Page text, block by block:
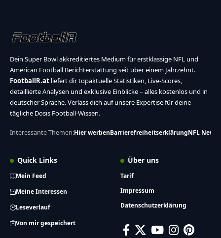
Dein Super Bowl akkreditiertes Medium für erstklassige NFL und
American Football Berichterstattung seit über einem Jahrzehnt.
FootballR.at liefert dir topaktuelle Statistiken, Live-Scores,
detaillierte Analysen und exklusive Einblicke – alles kostenlos und in
deutscher Sprache. Verlass dich auf unsere Expertise für deine
tägliche Dosis Football-Wissen.
Interessante Themen:Hier werbenBarrierefreiheitserklärungNFL News
Quick Links
Mein Feed
Meine Interessen
Leseverlauf
Von mir gespeichert
Über uns
Tarif
Impressum
Datenschutzerklärung